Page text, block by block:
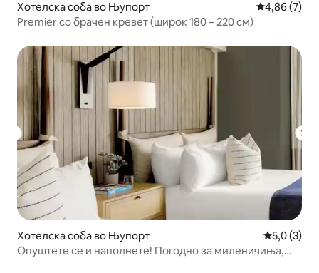
Хотелска соба во Њупорт Просечна
4,86 (7)
Premier со брачен кревет (широк 180 – 220 см)
Хотелска соба во Њупорт Просечна
5,0 (3)
Опуштете се и наполнете! Погодно за миленичиња,